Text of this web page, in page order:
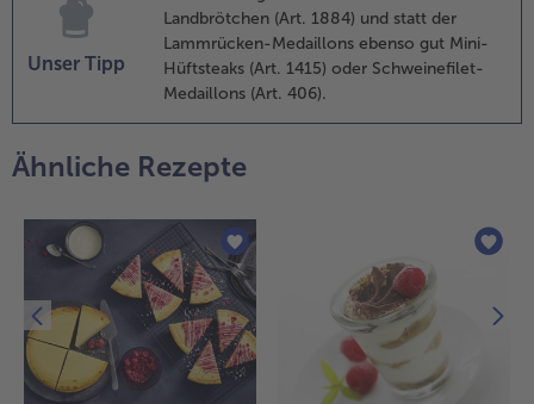
mittlerer
Seite ca.
Zutaten
mit
Salat
Unser Tipp
Landbrötchen (Art. 1884) und statt der
Lammrücken-Medaillons ebenso gut Mini-
Hüftsteaks (Art. 1415) oder Schweinefilet-
Medaillons (Art. 406).
Ähnliche Rezepte